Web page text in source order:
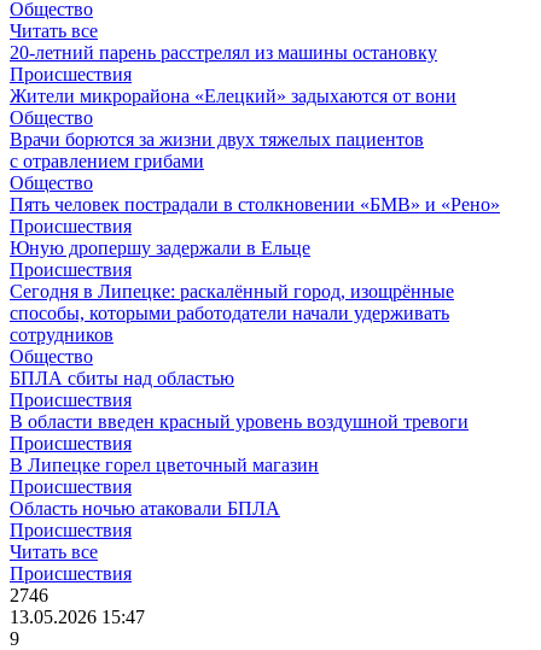
Общество
Читать все
20-летний парень расстрелял из машины остановку
Происшествия
Жители микрорайона «Елецкий» задыхаются от вони
Общество
Врачи борются за жизни двух тяжелых пациентов
с отравлением грибами
Общество
Пять человек пострадали в столкновении «БМВ» и «Рено»
Происшествия
Юную дропершу задержали в Ельце
Происшествия
Сегодня в Липецке: раскалённый город, изощрённые
способы, которыми работодатели начали удерживать
сотрудников
Общество
БПЛА сбиты над областью
Происшествия
В области введен красный уровень воздушной тревоги
Происшествия
В Липецке горел цветочный магазин
Происшествия
Область ночью атаковали БПЛА
Происшествия
Читать все
Происшествия
2746
13.05.2026 15:47
9